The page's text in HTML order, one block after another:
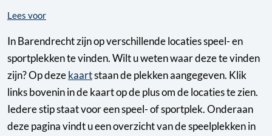
Lees voor
In Barendrecht zijn op verschillende locaties speel- en
sportplekken te vinden. Wilt u weten waar deze te vinden
zijn? Op dezekaartstaan de plekken aangegeven. Klik
links bovenin in de kaart op de plus om de locaties te zien.
Iedere stip staat voor een speel- of sportplek. Onderaan
deze pagina vindt u een overzicht van de speelplekken in